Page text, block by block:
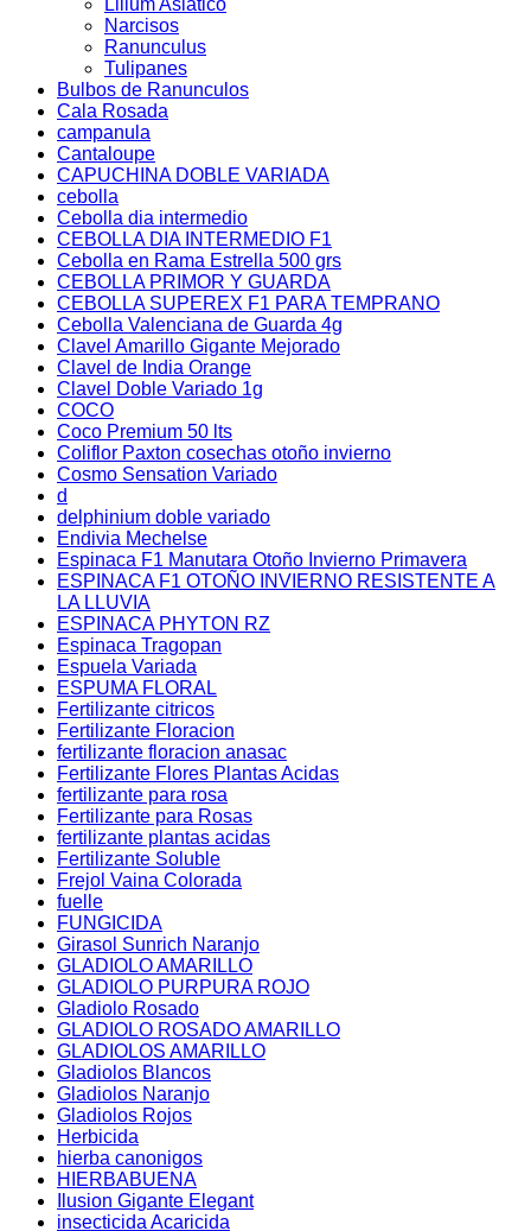
Narcisos
Ranunculus
Tulipanes
Bulbos de Ranunculos
Cala Rosada
campanula
Cantaloupe
CAPUCHINA DOBLE VARIADA
cebolla
Cebolla dia intermedio
CEBOLLA DIA INTERMEDIO F1
Cebolla en Rama Estrella 500 grs
CEBOLLA PRIMOR Y GUARDA
CEBOLLA SUPEREX F1 PARA TEMPRANO
Cebolla Valenciana de Guarda 4g
Clavel Amarillo Gigante Mejorado
Clavel de India Orange
Clavel Doble Variado 1g
COCO
Coco Premium 50 lts
Coliflor Paxton cosechas otoño invierno
Cosmo Sensation Variado
d
delphinium doble variado
Endivia Mechelse
Espinaca F1 Manutara Otoño Invierno Primavera
ESPINACA F1 OTOÑO INVIERNO RESISTENTE A
LA LLUVIA
ESPINACA PHYTON RZ
Espinaca Tragopan
Espuela Variada
ESPUMA FLORAL
Fertilizante citricos
Fertilizante Floracion
fertilizante floracion anasac
Fertilizante Flores Plantas Acidas
fertilizante para rosa
Fertilizante para Rosas
fertilizante plantas acidas
Fertilizante Soluble
Frejol Vaina Colorada
fuelle
FUNGICIDA
Girasol Sunrich Naranjo
GLADIOLO AMARILLO
GLADIOLO PURPURA ROJO
Gladiolo Rosado
GLADIOLO ROSADO AMARILLO
GLADIOLOS AMARILLO
Gladiolos Blancos
Gladiolos Naranjo
Gladiolos Rojos
Herbicida
hierba canonigos
HIERBABUENA
Ilusion Gigante Elegant
insecticida Acaricida